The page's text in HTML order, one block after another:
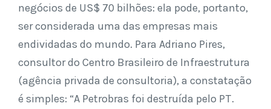
negócios de US$ 70 bilhões: ela pode, portanto,
ser considerada uma das empresas mais
endividadas do mundo. Para Adriano Pires,
consultor do Centro Brasileiro de Infraestrutura
(agência privada de consultoria), a constatação
é simples: “A Petrobras foi destruída pelo PT.